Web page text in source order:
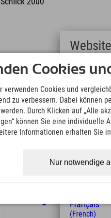
19.08.2026 09:00 Uhr
Cookies
verwenden Cookies und
zu verbessern. Dabei können
Durch Klicken auf „Alle
können Sie eine
Informationen erhalten Sie
Nur notwendige
Website
Deutsch
(German)
English
(English)
Italiano
(Italian)
Čeština
(Czech)
Magyar
Nederlands
Français
(French)